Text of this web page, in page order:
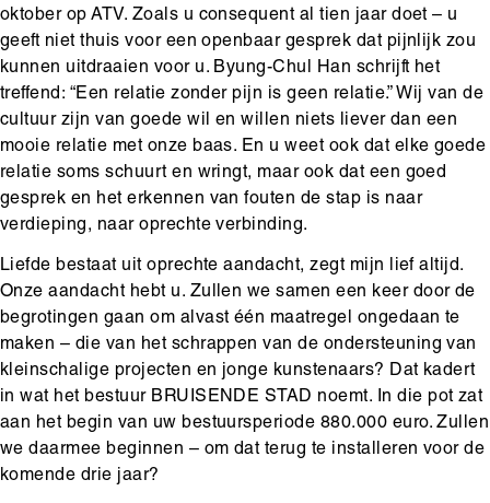
oktober op ATV. Zoals u consequent al tien jaar doet – u
geeft niet thuis voor een openbaar gesprek dat pijnlijk zou
kunnen uitdraaien voor u. Byung-Chul Han schrijft het
treffend: “Een relatie zonder pijn is geen relatie.” Wij van de
cultuur zijn van goede wil en willen niets liever dan een
mooie relatie met onze baas. En u weet ook dat elke goede
relatie soms schuurt en wringt, maar ook dat een goed
gesprek en het erkennen van fouten de stap is naar
verdieping, naar oprechte verbinding.
Liefde bestaat uit oprechte aandacht, zegt mijn lief altijd.
Onze aandacht hebt u. Zullen we samen een keer door de
begrotingen gaan om alvast één maatregel ongedaan te
maken – die van het schrappen van de ondersteuning van
kleinschalige projecten en jonge kunstenaars? Dat kadert
in wat het bestuur BRUISENDE STAD noemt. In die pot zat
aan het begin van uw bestuursperiode 880.000 euro. Zullen
we daarmee beginnen – om dat terug te installeren voor de
komende drie jaar?